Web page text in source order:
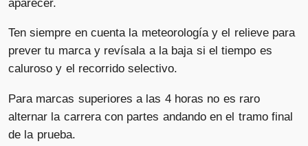
Ten siempre en cuenta la meteorología y el relieve para
prever tu marca y revísala a la baja si el tiempo es
caluroso y el recorrido selectivo.
Para marcas superiores a las 4 horas no es raro
alternar la carrera con partes andando en el tramo final
de la prueba.